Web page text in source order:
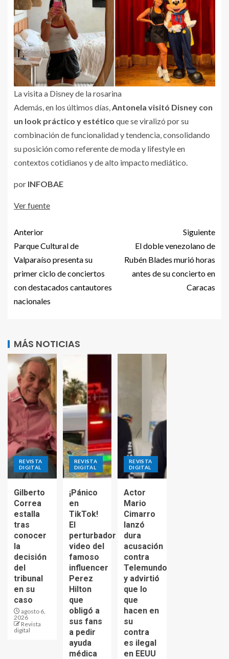
La visita a Disney de la rosarina
Además, en los últimos días, Antonela visitó Disney con
un look práctico y estético que se viralizó por su
combinación de funcionalidad y tendencia, consolidando
su posición como referente de moda y lifestyle en
contextos cotidianos y de alto impacto mediático.
por INFOBAE
Ver fuente
Anterior
Parque Cultural de
Valparaíso presenta su
primer ciclo de conciertos
con destacados cantautores
nacionales
Siguiente
El doble venezolano de
Rubén Blades murió horas
antes de su concierto en
Caracas
MÁS NOTICIAS
REVISTA
DIGITAL
Gilberto
Correa
estalla
tras
conocer
la
decisión
del
tribunal
en su
caso
agosto 6,
2026
Revista
digital
REVISTA
DIGITAL
¡Pánico
en
TikTok!
El
perturbador
video del
famoso
influencer
Perez
Hilton
que
obligó a
sus fans
a pedir
ayuda
médica
REVISTA
DIGITAL
Actor
Mario
Cimarro
lanzó
dura
acusación
contra
Telemundo
y advirtió
que lo
que
hacen en
su
contra
es ilegal
en EEUU